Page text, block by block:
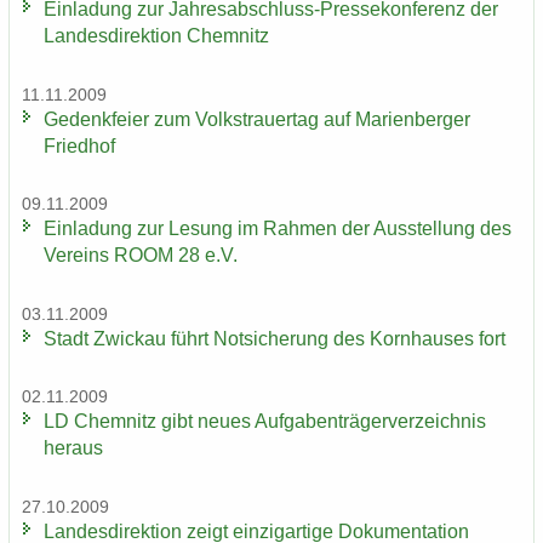
Ein­la­dung zur Jahresabschluss-​Pressekonferenz der
Lan­des­di­rek­ti­on Chem­nitz
11.11.2009
Ge­denk­fei­er zum Volks­trau­er­tag auf Ma­ri­en­ber­ger
Fried­hof
09.11.2009
Ein­la­dung zur Le­sung im Rah­men der Aus­stel­lung des
Ver­eins ROOM 28 e.V.
03.11.2009
Stadt Zwi­ckau führt Not­si­che­rung des Korn­hau­ses fort
02.11.2009
LD Chem­nitz gibt neues Auf­ga­ben­trä­ger­ver­zeich­nis
her­aus
27.10.2009
Lan­des­di­rek­ti­on zeigt ein­zig­ar­ti­ge Do­ku­men­ta­ti­on